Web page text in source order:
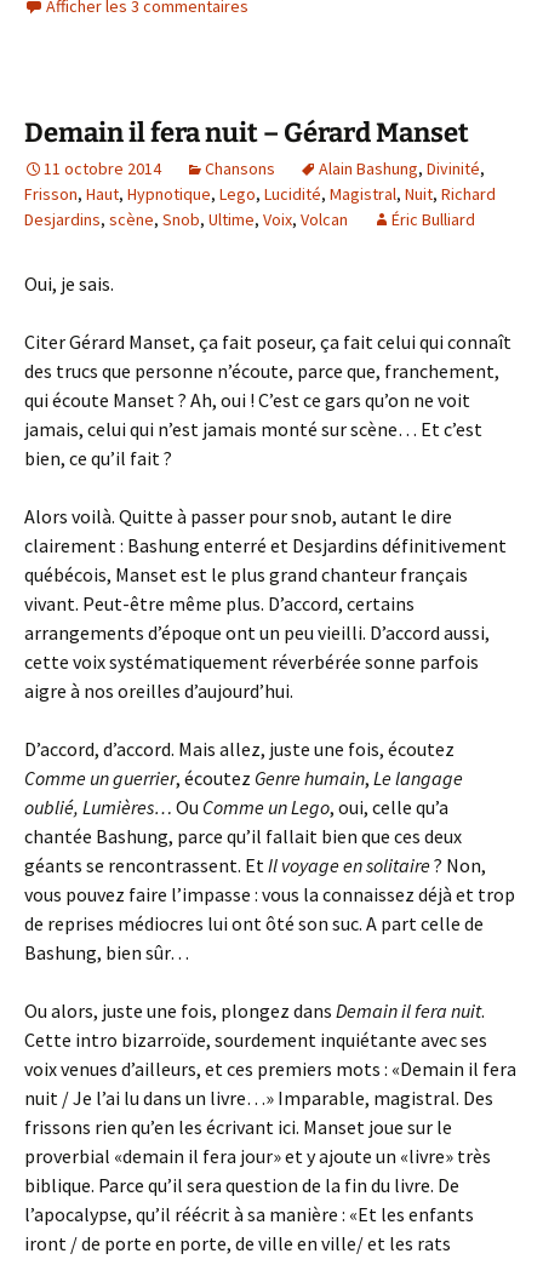
Afficher les 3 commentaires
Demain il fera nuit – Gérard Manset
11 octobre 2014 Chansons Alain Bashung, Divinité,
Frisson, Haut, Hypnotique, Lego, Lucidité, Magistral, Nuit, Richard
Desjardins, scène, Snob, Ultime, Voix, Volcan Éric Bulliard
Oui, je sais.
Citer Gérard Manset, ça fait poseur, ça fait celui qui connaît
des trucs que personne n’écoute, parce que, franchement,
qui écoute Manset ? Ah, oui ! C’est ce gars qu’on ne voit
jamais, celui qui n’est jamais monté sur scène… Et c’est
bien, ce qu’il fait ?
Alors voilà. Quitte à passer pour snob, autant le dire
clairement : Bashung enterré et Desjardins définitivement
québécois, Manset est le plus grand chanteur français
vivant. Peut-être même plus. D’accord, certains
arrangements d’époque ont un peu vieilli. D’accord aussi,
cette voix systématiquement réverbérée sonne parfois
aigre à nos oreilles d’aujourd’hui.
D’accord, d’accord. Mais allez, juste une fois, écoutez
Comme un guerrier, écoutez Genre humain, Le langage
oublié, Lumières… Ou Comme un Lego, oui, celle qu’a
chantée Bashung, parce qu’il fallait bien que ces deux
géants se rencontrassent. EtIl voyage en solitaire? Non,
vous pouvez faire l’impasse : vous la connaissez déjà et trop
de reprises médiocres lui ont ôté son suc. A part celle de
Bashung, bien sûr…
Ou alors, juste une fois, plongez dans Demain il fera nuit.
Cette intro bizarroïde, sourdement inquiétante avec ses
voix venues d’ailleurs, et ces premiers mots : «Demain il fera
nuit / Je l’ai lu dans un livre…» Imparable, magistral. Des
frissons rien qu’en les écrivant ici. Manset joue sur le
proverbial «demain il fera jour» et y ajoute un «livre» très
biblique. Parce qu’il sera question de la fin du livre. De
l’apocalypse, qu’il réécrit à sa manière : «Et les enfants
iront / de porte en porte, de ville en ville/ et les rats